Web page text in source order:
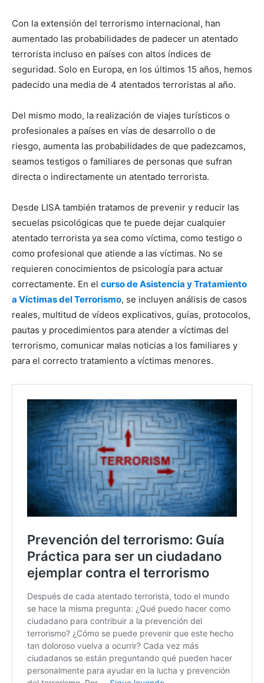
Con la extensión del terrorismo internacional, han
aumentado las probabilidades de padecer un atentado
terrorista incluso en países con altos índices de
seguridad. Solo en Europa, en los últimos 15 años, hemos
padecido una media de 4 atentados terroristas al año.
Del mismo modo, la realización de viajes turísticos o
profesionales a países en vías de desarrollo o de
riesgo, aumenta las probabilidades de que padezcamos,
seamos testigos o familiares de personas que sufran
directa o indirectamente un atentado terrorista.
Desde LISA también tratamos de prevenir y reducir las
secuelas psicológicas que te puede dejar cualquier
atentado terrorista ya sea como víctima, como testigo o
como profesional que atiende a las víctimas. No se
requieren conocimientos de psicología para actuar
correctamente. En el curso de Asistencia y Tratamiento
a Víctimas del Terrorismo, se incluyen análisis de casos
reales, multitud de vídeos explicativos, guías, protocolos,
pautas y procedimientos para atender a víctimas del
terrorismo, comunicar malas noticias a los familiares y
para el correcto tratamiento a víctimas menores.